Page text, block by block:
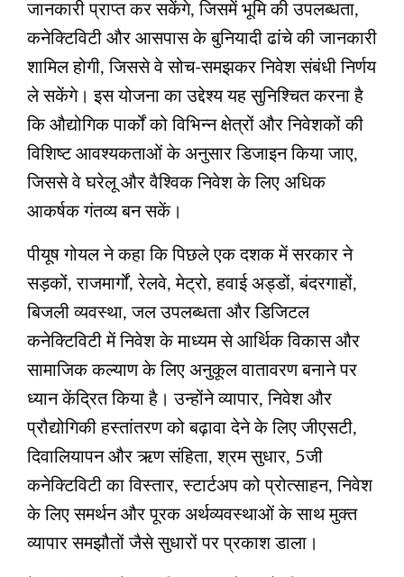
जानकारी प्राप्त कर सकेंगे, जिसमें भूमि की उपलब्धता,
कनेक्टिविटी और आसपास के बुनियादी ढांचे की जानकारी
शामिल होगी, जिससे वे सोच-समझकर निवेश संबंधी निर्णय
ले सकेंगे। इस योजना का उद्देश्य यह सुनिश्चित करना है
कि औद्योगिक पार्कों को विभिन्न क्षेत्रों और निवेशकों की
विशिष्ट आवश्यकताओं के अनुसार डिजाइन किया जाए,
जिससे वे घरेलू और वैश्विक निवेश के लिए अधिक
आकर्षक गंतव्य बन सकें।
पीयूष गोयल ने कहा कि पिछले एक दशक में सरकार ने
सड़कों, राजमार्गों, रेलवे, मेट्रो, हवाई अड्डों, बंदरगाहों,
बिजली व्यवस्था, जल उपलब्धता और डिजिटल
कनेक्टिविटी में निवेश के माध्यम से आर्थिक विकास और
सामाजिक कल्याण के लिए अनुकूल वातावरण बनाने पर
ध्यान केंद्रित किया है। उन्होंने व्यापार, निवेश और
प्रौद्योगिकी हस्तांतरण को बढ़ावा देने के लिए जीएसटी,
दिवालियापन और ऋण संहिता, श्रम सुधार, 5जी
कनेक्टिविटी का विस्तार, स्टार्टअप को प्रोत्साहन, निवेश
के लिए समर्थन और पूरक अर्थव्यवस्थाओं के साथ मुक्त
व्यापार समझौतों जैसे सुधारों पर प्रकाश डाला।